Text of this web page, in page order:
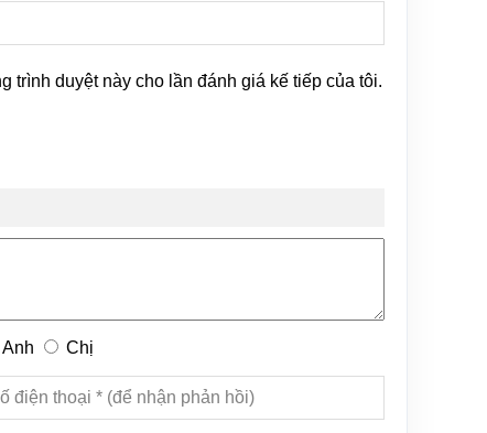
trình duyệt này cho lần đánh giá kế tiếp của tôi.
Anh Chị